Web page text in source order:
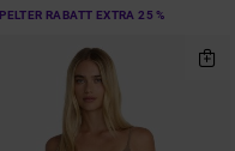
RABATT EXTRA 25 %